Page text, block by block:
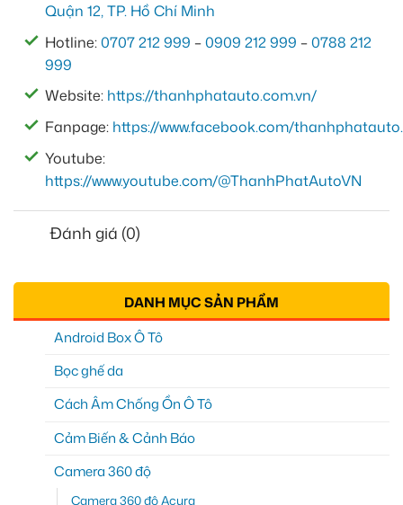
Quận 12, TP. Hồ Chí Minh
Hotline:0707 212 999 –0909 212 999 –0788 212
999
Website: https://thanhphatauto.com.vn/
Fanpage: https://www.facebook.com/
Youtube:
https://www.youtube.com/@ThanhPhatAutoVN
Đánh giá (0)
DANH MỤC SẢN PHẨM
Android Box Ô Tô
Bọc ghế da
Cách Âm Chống Ồn Ô Tô
Cảm Biến & Cảnh Báo
Camera 360 độ
Camera 360 độ Acura